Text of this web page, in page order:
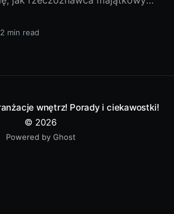
nabywania nieruchomości? Czy
usług? W niniejszym artykule
Czym jest
2 min read
wnętrz! Porady i ciekawostki!
© 2026
Powered by Ghost